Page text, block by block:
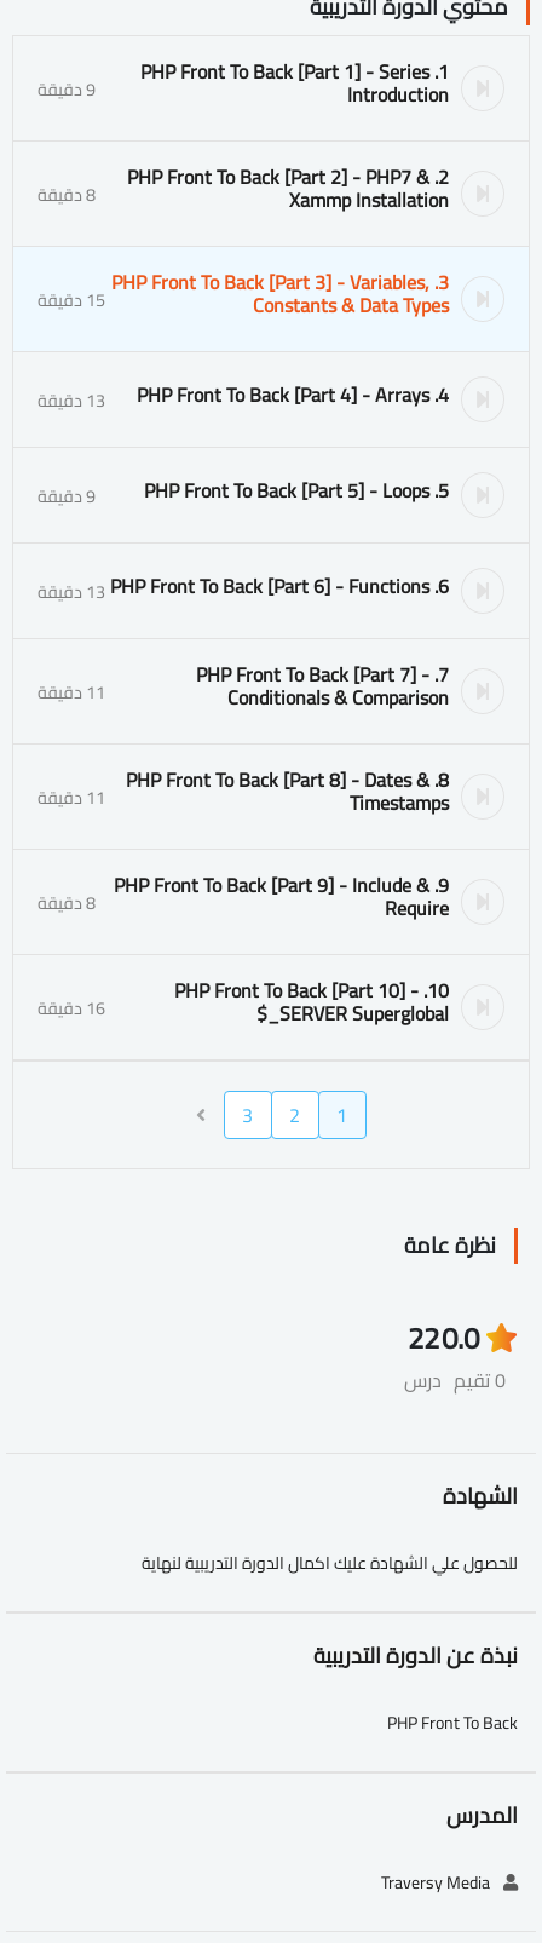
1. PHP Front To Back [Part 1] - Series
Introduction 9 دقيقة
2. PHP Front To Back [Part 2] - PHP7 &
Xammp Installation 8 دقيقة
3. PHP Front To Back [Part 3] - Variables,
Constants & Data Types 15 دقيقة
4. PHP Front To Back [Part 4] - Arrays 13 دقيقة
5. PHP Front To Back [Part 5] - Loops 9 دقيقة
6. PHP Front To Back [Part 6] - Functions 13 دقيقة
7. PHP Front To Back [Part 7] -
Conditionals & Comparison 11 دقيقة
8. PHP Front To Back [Part 8] - Dates &
Timestamps 11 دقيقة
9. PHP Front To Back [Part 9] - Include &
Require 8 دقيقة
10. PHP Front To Back [Part 10] -
$_SERVER Superglobal 16 دقيقة
1
2
3
نظرة عامة
0.0
0 تقيم
22
درس
الشهادة
للحصول علي الشهادة عليك اكمال الدورة التدريبية لنهاية
نبذة عن الدورة التدريبية
PHP Front To Back
المدرس